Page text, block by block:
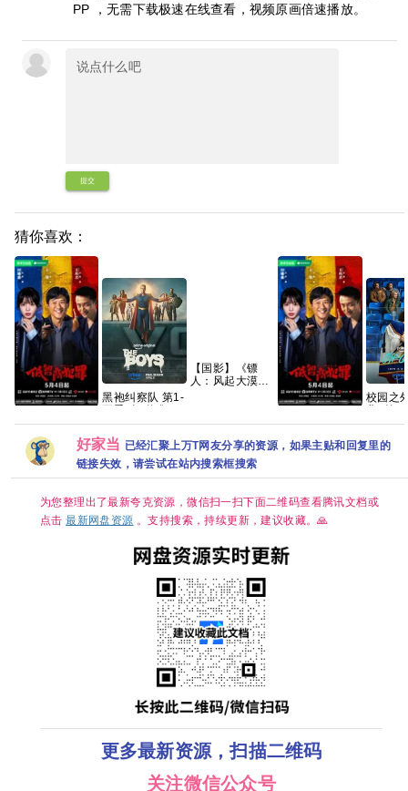
PP ，无需下载极速在线查看，视频原画倍速播放。
提交
猜你喜欢：
【王骁/ 田曦薇 /
】【悬疑/ 犯
罪】【国语中
更新】
黑袍纠察队 第1-
结 4K HDR10
内封简繁英
【国影】《镖
人：风起大漠
大陆] [剧情/悬疑]
校园之
运动【
好家当 已经汇聚上万T网友分享的资源，如果主贴和回复里的
链接失效，请尝试在站内搜索框搜索
为您整理出了最新夸克资源，微信扫一扫下面二维码查看腾讯文档或
点击最新网盘资源 。支持搜索，持续更新，建议收藏。🙏
更多最新资源，扫描二维码
关注微信公众号